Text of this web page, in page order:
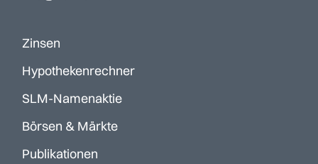
Zinsen
Hypothekenrechner
SLM-Namenaktie
Börsen & Märkte
Publikationen